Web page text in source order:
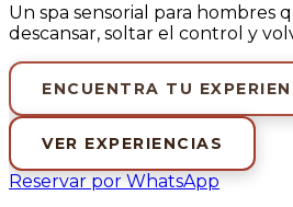
Un spa sensorial para hombres
descansar, soltar el control y
ENCUENTRA TU
VER EXPERIENCIAS
Reservar por WhatsApp